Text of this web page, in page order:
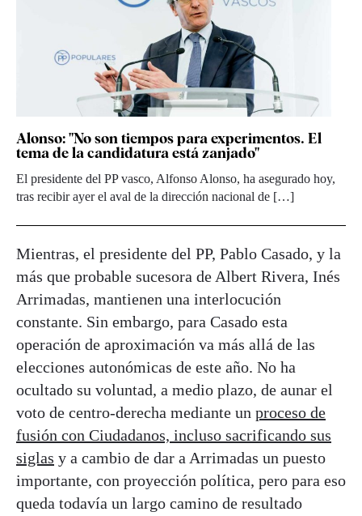
Alonso: "No son tiempos para experimentos. El
tema de la candidatura está zanjado"
El presidente del PP vasco, Alfonso Alonso, ha asegurado hoy,
tras recibir ayer el aval de la dirección nacional de […]
Mientras, el presidente del PP, Pablo Casado, y la
más que probable sucesora de Albert Rivera, Inés
Arrimadas, mantienen una interlocución
constante. Sin embargo, para Casado esta
operación de aproximación va más allá de las
elecciones autonómicas de este año. No ha
ocultado su voluntad, a medio plazo, de aunar el
voto de centro-derecha mediante un proceso de
fusión con Ciudadanos, incluso sacrificando sus
siglas y a cambio de dar a Arrimadas un puesto
importante, con proyección política, pero para eso
queda todavía un largo camino de resultado